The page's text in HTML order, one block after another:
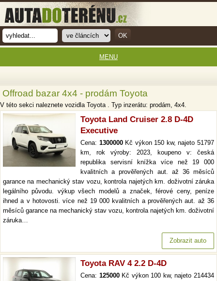
Offroad bazar 4x4 - prodám Toyota
V této sekci naleznete vozidla Toyota . Typ inzerátu: prodám, 4x4.
Toyota Land Cruiser 2.8 D-4D
Executive
Cena: 1300000Kč výkon 150 kw, najeto 51797
km, rok výroby: 2023, koupeno v: česká
republika servisní knížka více než 19 000
kvalitních a prověřených aut. až 36 měsíců
garance na mechanický stav vozu, kontrola najetých km. doživotní záruka
legálního původu. výkup všech modelů a značek, férové ceny, peníze
ihned a v hotovosti. více než 19 000 kvalitních a prověřených aut. až 36
měsíců garance na mechanický stav vozu, kontrola najetých km. doživotní
záruka…
Zobrazit auto
Toyota RAV 4 2.2 D-4D
Cena: 125000Kč výkon 100 kw, najeto 214434
MENU